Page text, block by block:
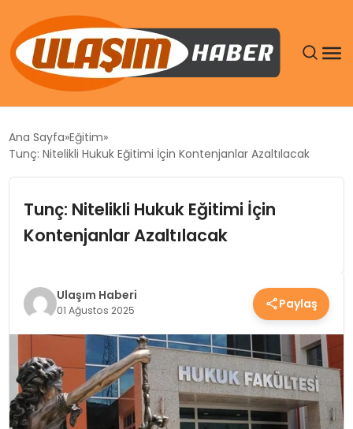
DÜNYA
SPOR
TEKNOLOJI
SAĞLIK
YAŞAM
Ana Sayfa Eğitim
Tunç: Nitelikli Hukuk Eğitimi İçin Kontenjanlar Azaltılacak
Tunç: Nitelikli Hukuk Eğitimi İçin
Kontenjanlar Azaltılacak
Ulaşım Haberi
01 Ağustos 2025 Paylaş